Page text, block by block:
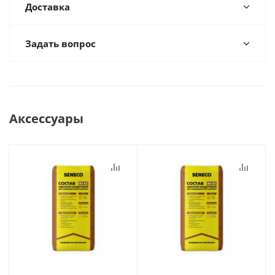
Доставка
Задать вопрос
Аксессуары